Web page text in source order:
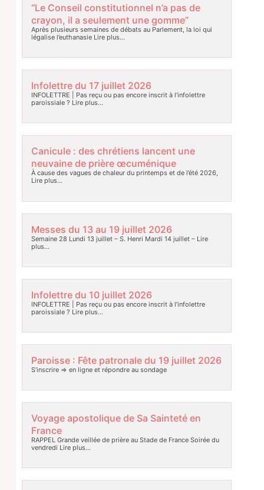
“Le Conseil constitutionnel n’a pas de
crayon, il a seulement une gomme”
Après plusieurs semaines de débats au Parlement, la loi qui
légalise l’euthanasieLire plus…
Infolettre du 17 juillet 2026
INFOLETTRE | Pas reçu ou pas encore inscrit à l’infolettre
paroissiale ? Lire plus…
Canicule : des chrétiens lancent une
neuvaine de prière œcuménique
À cause des vagues de chaleur du printemps et de l’été 2026,
Lire plus…
Messes du 13 au 19 juillet 2026
Semaine 28 Lundi 13 juillet – S. Henri Mardi 14 juillet –Lire
plus…
Infolettre du 10 juillet 2026
INFOLETTRE | Pas reçu ou pas encore inscrit à l’infolettre
paroissiale ? Lire plus…
Paroisse : Fête patronale du 19 juillet 2026
S’inscrire => en ligne et répondre au sondage
Voyage apostolique de Sa Sainteté en
France
RAPPEL Grande veillée de prière au Stade de France Soirée du
vendredi Lire plus…